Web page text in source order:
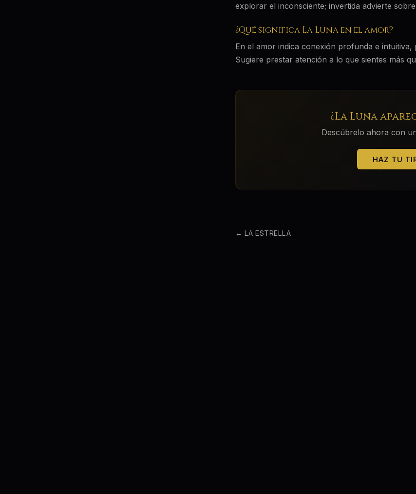
explorar el inconsciente; invertida advierte
¿Qué significa La Luna en el amor?
En el amor indica conexión profunda e
Sugiere prestar atención a lo que sientes más
¿La Luna
Descúbrelo ahora con
HAZ TU
← LA ESTRELLA